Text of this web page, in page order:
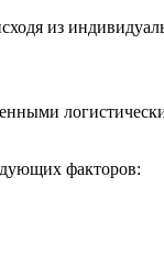
из
факторов: